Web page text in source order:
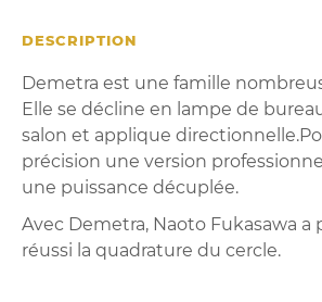
DESCRIPTION
Demetra est une famille
Elle se décline en lampe de
salon et applique
précision une version
une puissance décuplée.
Avec Demetra, Naoto Fukasawa
réussi la quadrature du cercle.